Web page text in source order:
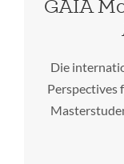
GAIA
Die
Perspectives